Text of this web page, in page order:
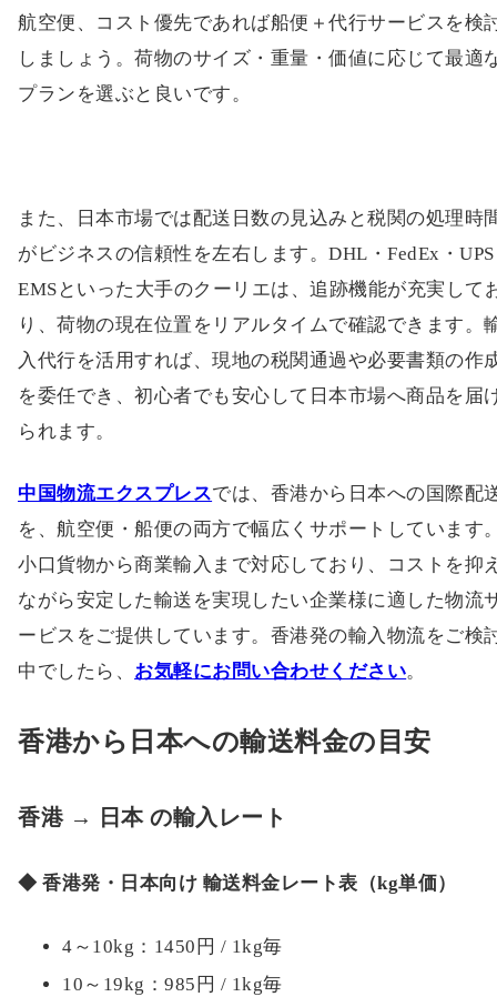
航空便、コスト優先であれば船便＋代行サービスを検
しましょう。荷物のサイズ・重量・価値に応じて最適
プランを選ぶと良いです。
また、日本市場では配送日数の見込みと税関の処理時
がビジネスの信頼性を左右します。DHL・FedEx・
EMSといった大手のクーリエは、追跡機能が充実して
り、荷物の現在位置をリアルタイムで確認できます。
入代行を活用すれば、現地の税関通過や必要書類の作
を委任でき、初心者でも安心して日本市場へ商品を届
られます。
中国物流エクスプレスでは、香港から日本への国際配
を、航空便・船便の両方で幅広くサポートしています
小口貨物から商業輸入まで対応しており、コストを抑
ながら安定した輸送を実現したい企業様に適した物流
ービスをご提供しています。香港発の輸入物流をご検
中でしたら、 お気軽にお問い合わせください。
香港から日本への輸送料金の目安
香港 → 日本 の輸入レート
◆ 香港発・日本向け 輸送料金レート表（kg単価）
4～10kg：1450円 / 1kg毎
10～19kg：985円 / 1kg毎